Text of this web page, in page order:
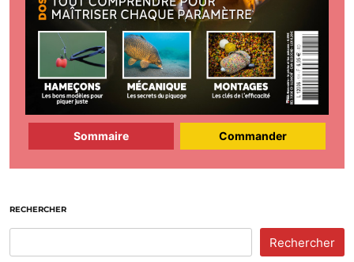
Sommaire Commander
RECHERCHER
Rechercher